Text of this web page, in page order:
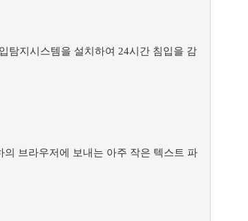
탐지시스템을 설치하여 24시간 침입을 감
브라우저에 보내는 아주 작은 텍스트 파